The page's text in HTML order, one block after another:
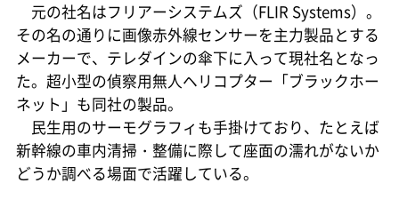
元の社名はフリアーシステムズ（FLIR Systems）。
その名の通りに画像赤外線センサーを主力製品とする
メーカーで、テレダインの傘下に入って現社名となっ
た。超小型の偵察用無人ヘリコプター「ブラックホー
ネット」も同社の製品。
民生用のサーモグラフィも手掛けており、たとえば
新幹線の車内清掃・整備に際して座面の濡れがないか
どうか調べる場面で活躍している。